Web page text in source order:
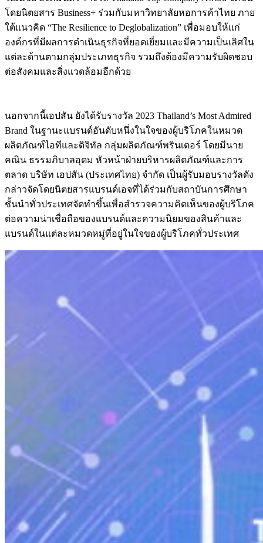
โดยนิตยสาร Business+ ร่วมกับมหาวิทยาลัยหอการค้าไทย ภาย
ใต้แนวคิด “The Resilience to Deglobalization” เพื่อมอบให้แก่
องค์กรที่มีผลการดำเนินธุรกิจที่ยอดเยี่ยมและมีความเป็นเลิศใน
แต่ละด้านตามกลุ่มประเภทธุรกิจ รวมถึงต้องมีความรับผิดชอบ
ต่อสังคมและสิ่งแวดล้อมอีกด้วย
นอกจากนี้เอปสัน ยังได้รับรางวัล 2023 Thailand’s Most Admired
Brand ในฐานะแบรนด์อันดับหนึ่งในใจของผู้บริโภคในหมวด
ผลิตภัณฑ์ไอทีและดิจิทัล กลุ่มผลิตภัณฑ์พรินเตอร์ โดยมีนาย
คณิน ธรรมภิบาลอุดม หัวหน้าฝ่ายบริหารผลิตภัณฑ์และการ
ตลาด บริษัท เอปสัน (ประเทศไทย) จำกัด เป็นผู้รับมอบรางวัลดัง
กล่าวจัดโดยนิตยสารแบรนด์เอจที่ได้ร่วมกับสถาบันการศึกษา
ชั้นนำทั่วประเทศจัดทำขึ้นเพื่อสำรวจความคิดเห็นของผู้บริโภค
ต่อความน่าเชื่อถือของแบรนด์และความนิยมของสินค้าและ
แบรนด์ในแต่ละหมวดหมู่ที่อยู่ในใจของผู้บริโภคทั่วประเทศ